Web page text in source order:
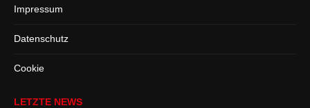
Impressum
Datenschutz
Cookie
LETZTE NEWS